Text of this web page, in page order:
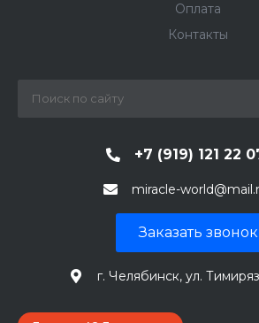
Оплата
Контакты
+7 (919) 121 22
miracle-
Заказать звонок
г. Челябинск, ул.